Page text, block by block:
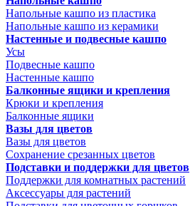
Напольные кашпо из пластика
Напольные кашпо из керамики
Настенные и подвесные кашпо
Усы
Подвесные кашпо
Настенные кашпо
Балконные ящики и крепления
Крюки и крепления
Балконные ящики
Вазы для цветов
Вазы для цветов
Сохранение срезанных цветов
Подставки и поддержки для цветов
Поддержки для комнатных растений
Аксессуары для растений